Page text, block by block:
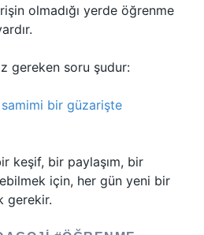
olmadığı yerde öğrenme
gereken soru şudur:
bir güzarişte
keşif, bir paylaşım, bir
için, her gün yeni bir
gerekir.